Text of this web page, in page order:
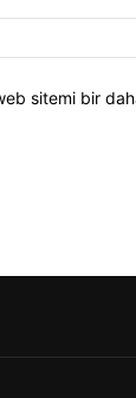
sitemi bir